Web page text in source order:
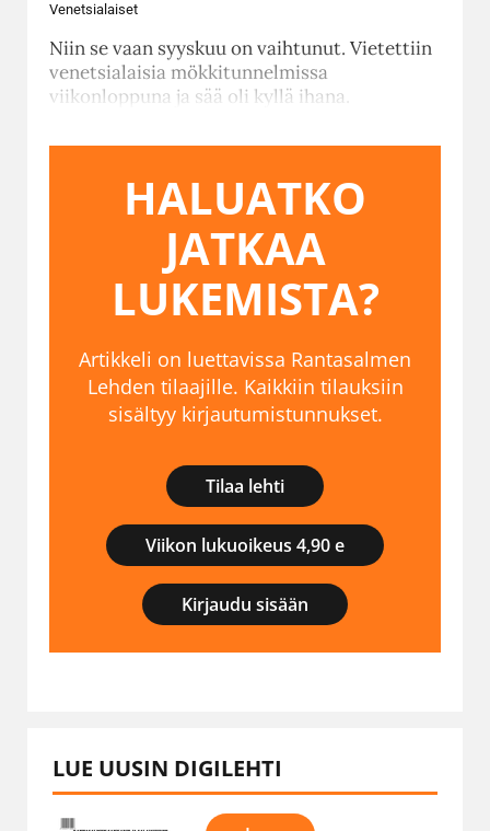
Venetsialaiset
Niin se vaan syyskuu on vaihtunut. Vietettiin
venetsialaisia mökkitunnelmissa
viikonloppuna ja sää oli kyllä ihana.
HALUATKO
JATKAA
LUKEMISTA?
Artikkeli on luettavissa Rantasalmen
Lehden tilaajille. Kaikkiin tilauksiin
sisältyy kirjautumistunnukset.
Tilaa lehti
Viikon lukuoikeus 4,90 e
Kirjaudu sisään
LUE UUSIN DIGILEHTI